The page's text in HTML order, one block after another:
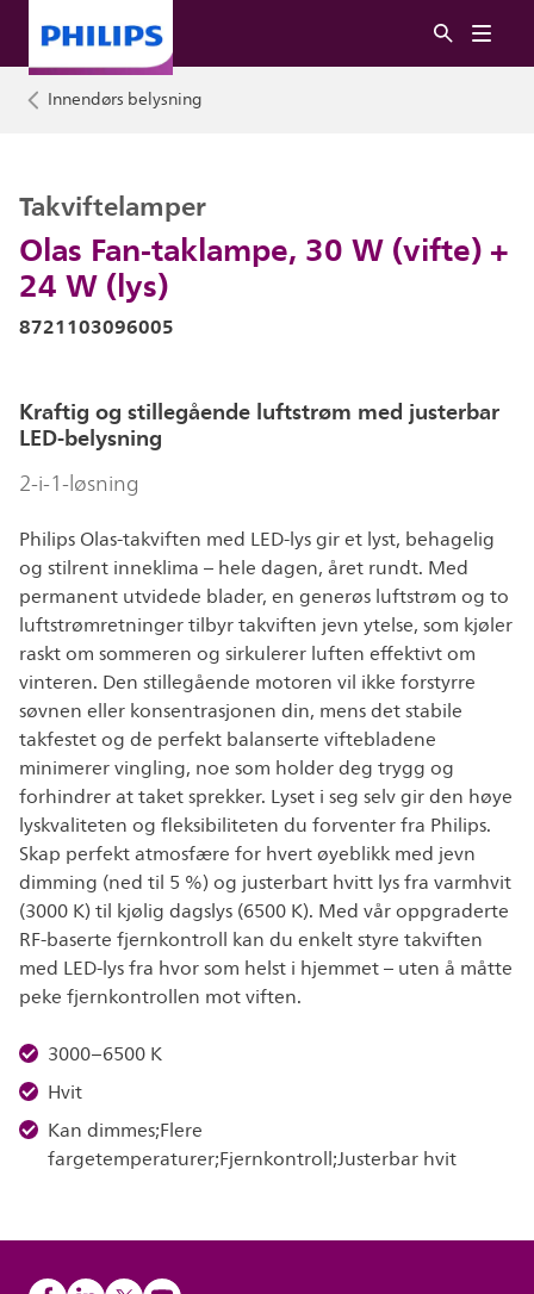
Innendørs belysning
Olas Fan-taklampe, 30 W (vifte) +
24 W (lys)
Takviftelamper
8721103096005
Kraftig og stillegående luftstrøm med justerbar
LED-belysning
2-i-1-løsning
Philips Olas-takviften med LED-lys gir et lyst, behagelig
og stilrent inneklima – hele dagen, året rundt. Med
permanent utvidede blader, en generøs luftstrøm og to
luftstrømretninger tilbyr takviften jevn ytelse, som kjøler
raskt om sommeren og sirkulerer luften effektivt om
vinteren. Den stillegående motoren vil ikke forstyrre
søvnen eller konsentrasjonen din, mens det stabile
takfestet og de perfekt balanserte viftebladene
minimerer vingling, noe som holder deg trygg og
forhindrer at taket sprekker. Lyset i seg selv gir den høye
lyskvaliteten og fleksibiliteten du forventer fra Philips.
Skap perfekt atmosfære for hvert øyeblikk med jevn
dimming (ned til 5 %) og justerbart hvitt lys fra varmhvit
(3000 K) til kjølig dagslys (6500 K). Med vår oppgraderte
RF-baserte fjernkontroll kan du enkelt styre takviften
med LED-lys fra hvor som helst i hjemmet – uten å måtte
peke fjernkontrollen mot viften.
3000–6500 K
Hvit
Kan dimmes;Flere
fargetemperaturer;Fjernkontroll;Justerbar hvit